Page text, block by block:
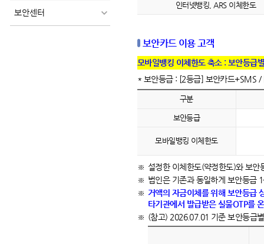
보안센터
인터넷뱅킹, ARS 이체한도
보안카드 이용 고객
모바일뱅킹 이체한도 축소 : 보안등급
* 보안등급 : [2등급] 보안카드+SMS /
구분
보안등급
모바일뱅킹 이체한도
설정한 이체한도(약정한도)와 보
법인은 기존과 동일하게 보안등급
거액의 자금이체를 위해 보안등급
타기관에서 발급받은 실물OTP를
(참고) 2026.07.01 기준 보안등급